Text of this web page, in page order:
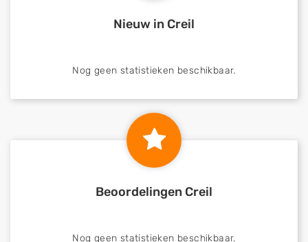
Nieuw in Creil
Nog geen statistieken beschikbaar.
Beoordelingen Creil
Nog geen statistieken beschikbaar.